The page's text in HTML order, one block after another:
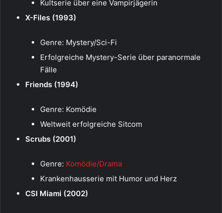
Kultserie über eine Vampirjägerin
X-Files (1993)
Genre: Mystery/Sci-Fi
Erfolgreiche Mystery-Serie über paranormale
Fälle
Friends (1994)
Genre: Komödie
Weltweit erfolgreiche Sitcom
Scrubs (2001)
Genre: Komödie/Drama
Krankenhausserie mit Humor und Herz
CSI Miami (2002)